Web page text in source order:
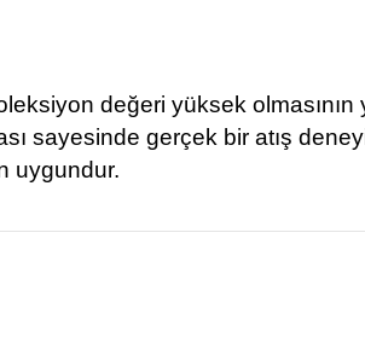
değeri yüksek olmasının
sayesinde gerçek bir atış
uygundur.